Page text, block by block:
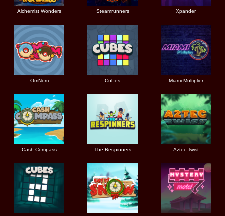
Alchemist Wonders Steamrunners Xpander
OmNom Cubes Miami Multiplier
Cash Compass The Respinners Aztec Twist